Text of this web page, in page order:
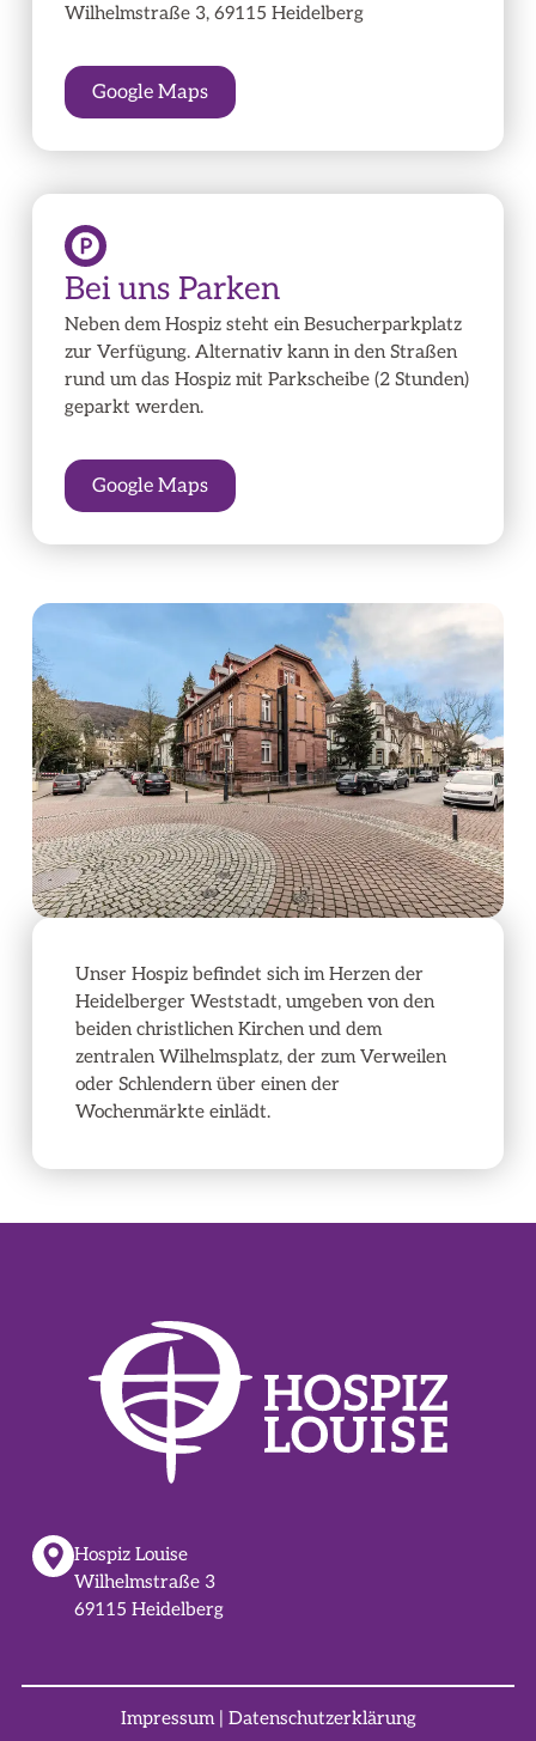
Wilhelmstraße 3, 69115 Heidelberg
Google Maps
Bei uns Parken
Neben dem Hospiz steht ein Besucherparkplatz
zur Verfügung. Alternativ kann in den Straßen
rund um das Hospiz mit Parkscheibe (2 Stunden)
geparkt werden.
Google Maps
Unser Hospiz befindet sich im Herzen der
Heidelberger Weststadt, umgeben von den
beiden christlichen Kirchen und dem
zentralen Wilhelmsplatz, der zum Verweilen
oder Schlendern über einen der
Wochenmärkte einlädt.
Hospiz Louise
Wilhelmstraße 3
69115 Heidelberg
Impressum| Datenschutzerklärung